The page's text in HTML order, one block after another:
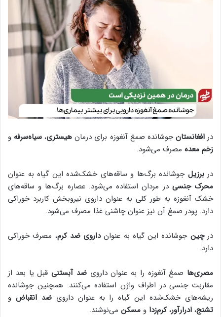
درافغانستانجوشانده صمغ آنغوزه برای درمان هیستری، سیاه‌سرفه و
زخم معده مصرف می‌شود.
دربرزیل جوشانده برگ‌ها و ساقه‌های خشک‌شده این گیاه به عنوان
محرک جنسی در مردان استفاده می‌شود. عصاره برگ‌ها و ساقه‌های
خشک آنغوزه به طور کلی به عنوان داروی نیروبخش کاربرد خوراکی
دارد. پودر صمغ آن نیز عنوان چاشنی غذا مصرف می‌شود.
درچین جوشانده این گیاه به عنوانداروی ضد کرم، مصرف خوراکی
دارد.
مصری‌ها صمغ آنغوزه را به عنوان دارویضد آبستنی قبل یا بعد از
مقاربت جنسی در اطراف واژن استفاده می‌کنند. همچنین جوشانده
ریشه‌های خشک‌شده این گیاه را به عنوان دارویضد انقباض و
تشنج، ادرارآور،کرم‌زدا و مسکن می‌نوشند.